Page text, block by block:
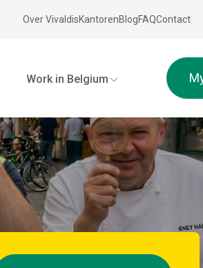
Over VivaldisKantorenBlogFAQContact
Work in Belgium